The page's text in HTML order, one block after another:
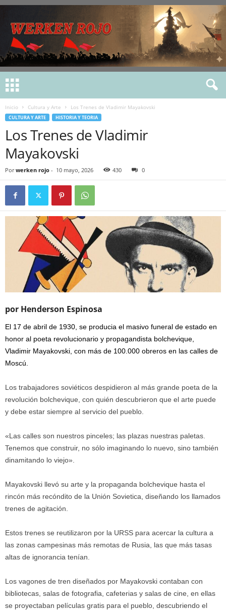
Inicio Cultura y Arte Los Trenes de Vladimir Mayakovski
CULTURA Y ARTE HISTORIA Y TEORIA
Los Trenes de Vladimir
Mayakovski
Por werken rojo - 10 mayo, 2026 430 0
por Henderson Espinosa
El 17 de abril de 1930, se producia el masivo funeral de estado en
honor al poeta revolucionario y propagandista bolchevique,
Vladimir Mayakovski, con más de 100.000 obreros en las calles de
Moscú.
Los trabajadores soviéticos despidieron al más grande poeta de la
revolución bolchevique, con quién descubrieron que el arte puede
y debe estar siempre al servicio del pueblo.
«Las calles son nuestros pinceles; las plazas nuestras paletas.
Tenemos que construir, no sólo imaginando lo nuevo, sino también
dinamitando lo viejo».
Mayakovski llevó su arte y la propaganda bolchevique hasta el
rincón más recóndito de la Unión Sovietica, diseñando los llamados
trenes de agitación.
Estos trenes se reutilizaron por la URSS para acercar la cultura a
las zonas campesinas más remotas de Rusia, las que más tasas
altas de ignorancia tenían.
Los vagones de tren diseñados por Mayakovski contaban con
bibliotecas, salas de fotografia, cafeterias y salas de cine, en ellas
se proyectaban películas gratis para el pueblo, descubriendo el